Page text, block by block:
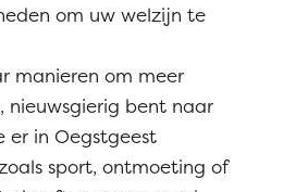
om uw welzijn te
manieren om meer
nieuwsgierig bent naar
in Oegstgeest
sport, ontmoeting of